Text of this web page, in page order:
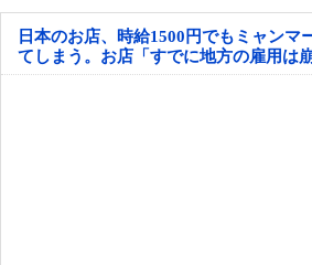
日本のお店、時給1500円でもミャンマ
てしまう。お店「すでに地方の雇用は崩